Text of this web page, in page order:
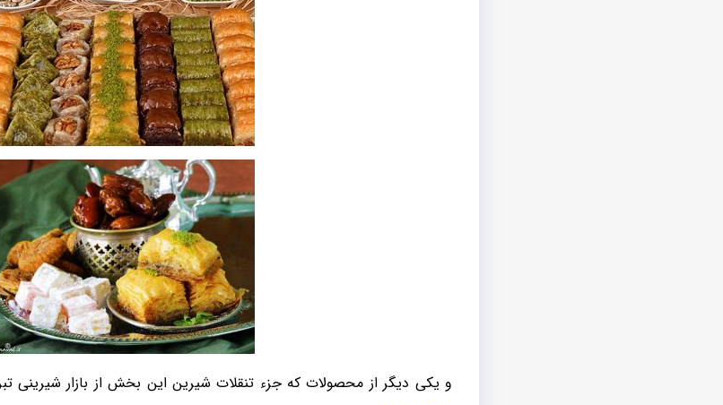
و یکی دیگر از محصولات که جزء تنقلات شیرین این بخش از بازار شیرینی